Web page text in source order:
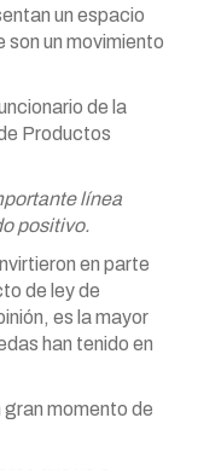
un espacio
son un movimiento
de la
Productos
línea
positivo.
en parte
de ley de
es la mayor
han tenido en
gran momento de